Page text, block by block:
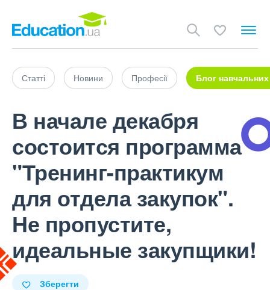
Статті Новини Професії Блог навчальних
В начале декабря
состоится программа
"Тренинг-практикум
для отдела закупок".
Не пропустите,
идеальные закупщики!
Зберегти